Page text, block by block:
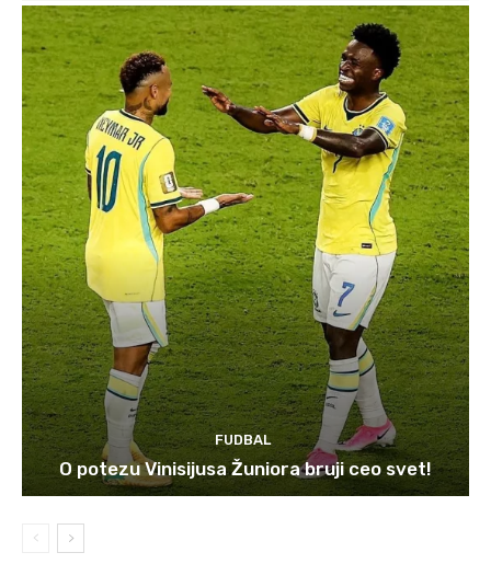
FUDBAL
O potezu Vinisijusa Žuniora bruji ceo svet!